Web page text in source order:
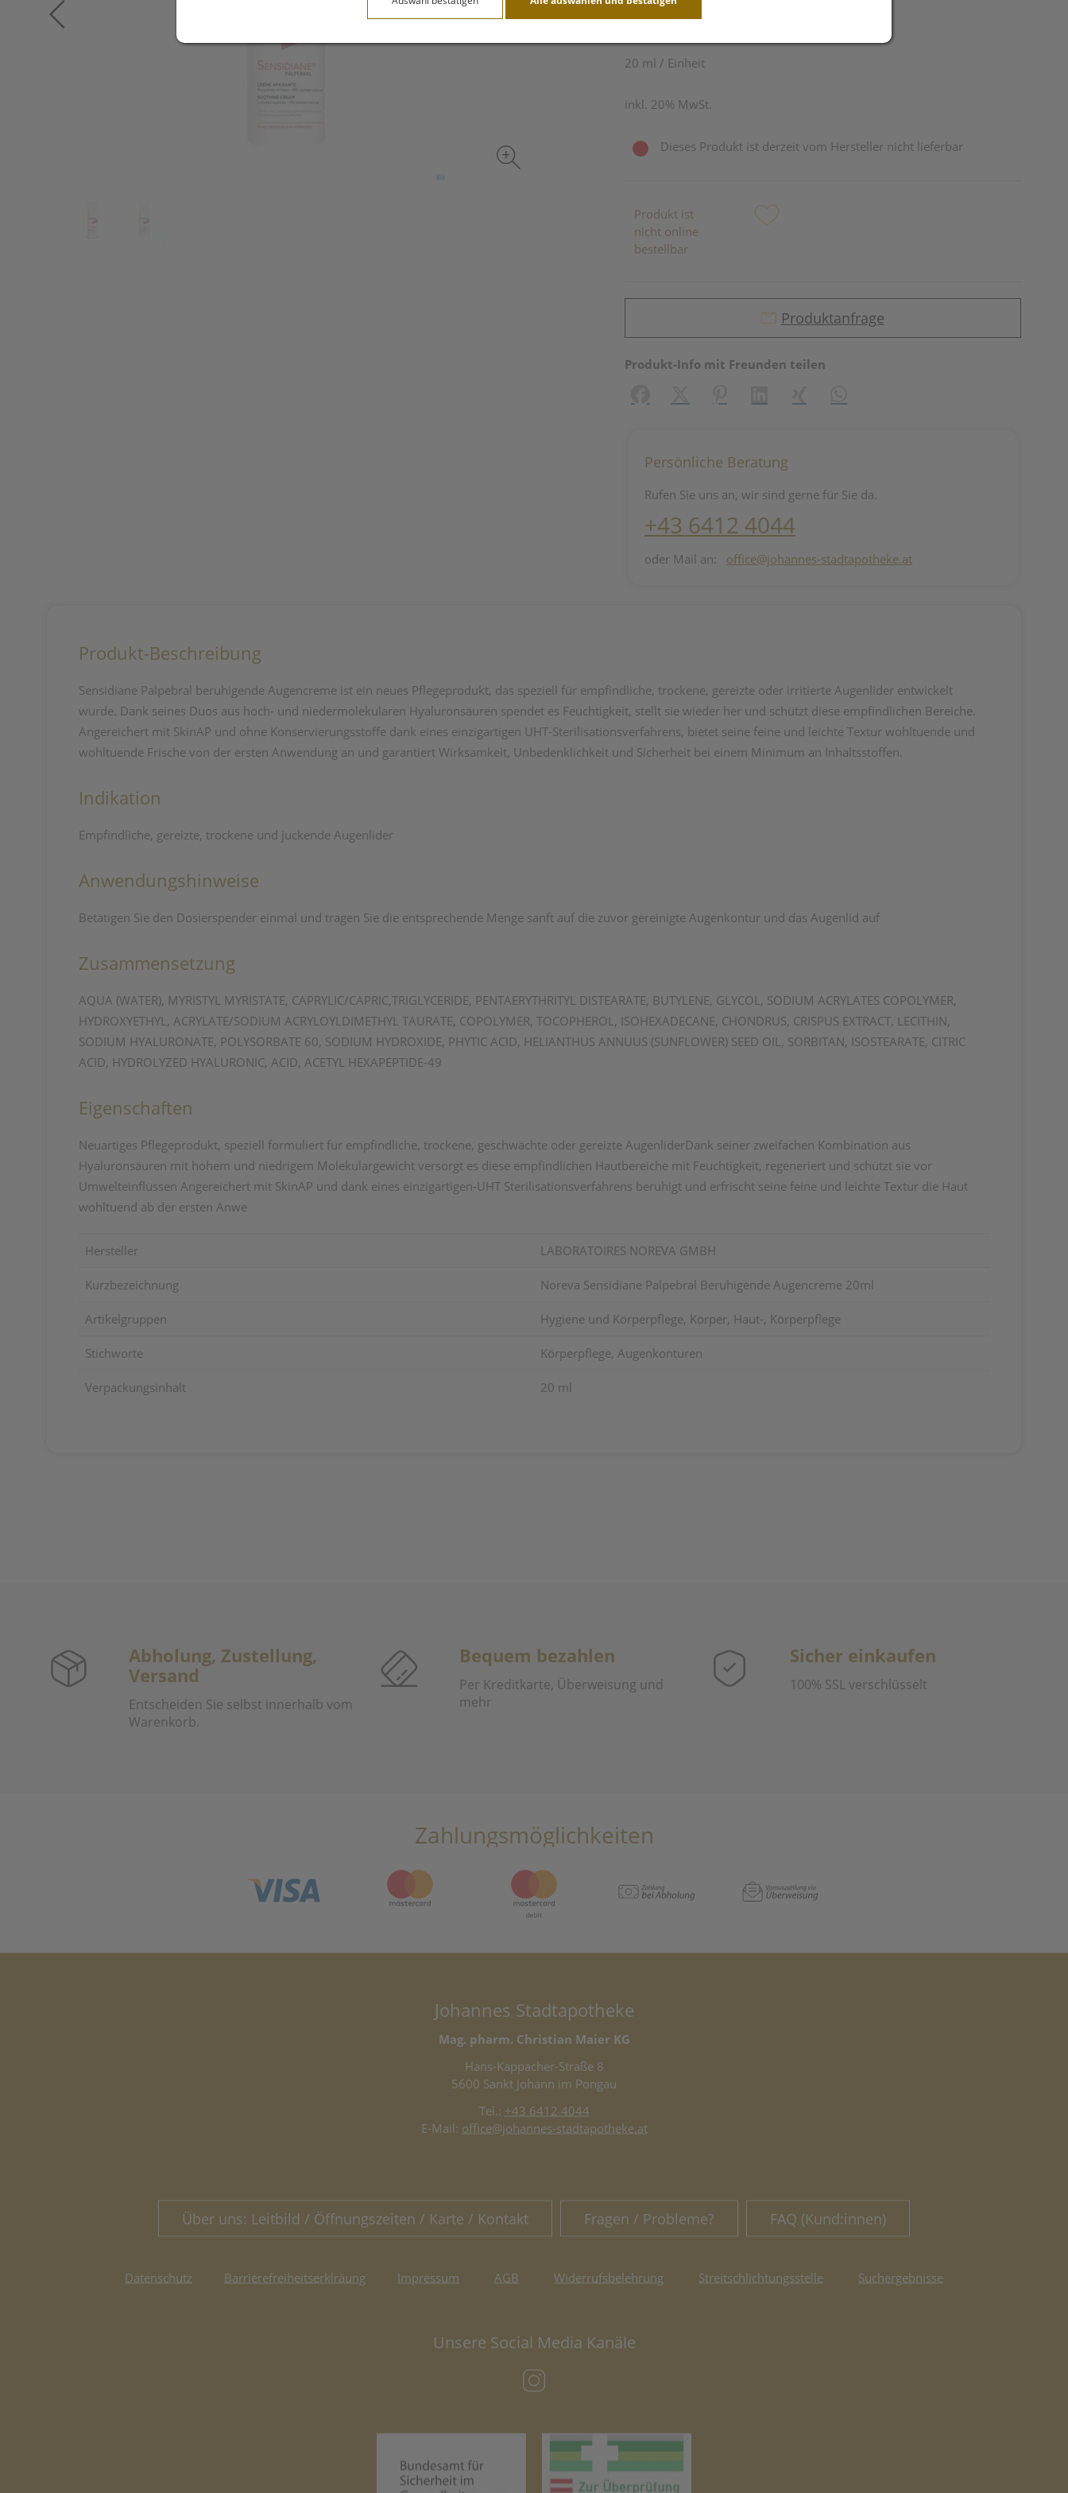
20 ml / Einheit
inkl. 20% MwSt.
Dieses Produkt ist derzeit vom Hersteller nicht lieferbar
Produkt ist
nicht online
bestellbar
Produktanfrage
Produkt-Info mit Freunden teilen
Persönliche Beratung
Rufen Sie uns an, wir sind gerne für Sie da.
+43 6412 4044
oder Mail an: office@johannes-stadtapotheke.at
Produkt-Beschreibung
Sensidiane Palpebral beruhigende Augencreme ist ein neues Pflegeprodukt, das speziell für empfindliche, trockene, gereizte oder irritierte Augenlider entwickelt
wurde. Dank seines Duos aus hoch- und niedermolekularen Hyaluronsäuren spendet es Feuchtigkeit, stellt sie wieder her und schützt diese empfindlichen Bereiche.
Angereichert mit SkinAP und ohne Konservierungsstoffe dank eines einzigartigen UHT-Sterilisationsverfahrens, bietet seine feine und leichte Textur wohltuende und
wohltuende Frische von der ersten Anwendung an und garantiert Wirksamkeit, Unbedenklichkeit und Sicherheit bei einem Minimum an Inhaltsstoffen.
Indikation
Empfindliche, gereizte, trockene und juckende Augenlider
Anwendungshinweise
Betätigen Sie den Dosierspender einmal und tragen Sie die entsprechende Menge sanft auf die zuvor gereinigte Augenkontur und das Augenlid auf
Zusammensetzung
AQUA (WATER), MYRISTYL MYRISTATE, CAPRYLIC/CAPRIC,TRIGLYCERIDE, PENTAERYTHRITYL DISTEARATE, BUTYLENE, GLYCOL, SODIUM ACRYLATES COPOLYMER,
HYDROXYETHYL, ACRYLATE/SODIUM ACRYLOYLDIMETHYL TAURATE, COPOLYMER, TOCOPHEROL, ISOHEXADECANE, CHONDRUS, CRISPUS EXTRACT, LECITHIN,
SODIUM HYALURONATE, POLYSORBATE 60, SODIUM HYDROXIDE, PHYTIC ACID, HELIANTHUS ANNUUS (SUNFLOWER) SEED OIL, SORBITAN, ISOSTEARATE, CITRIC
ACID, HYDROLYZED HYALURONIC, ACID, ACETYL HEXAPEPTIDE-49
Eigenschaften
Neuartiges Pflegeprodukt, speziell formuliert für empfindliche, trockene, geschwächte oder gereizte AugenliderDank seiner zweifachen Kombination aus
Hyaluronsäuren mit hohem und niedrigem Molekulargewicht versorgt es diese empfindlichen Hautbereiche mit Feuchtigkeit, regeneriert und schützt sie vor
Umwelteinflüssen Angereichert mit SkinAP und dank eines einzigartigen-UHT Sterilisationsverfahrens beruhigt und erfrischt seine feine und leichte Textur die Haut
wohltuend ab der ersten Anwe
Hersteller LABORATOIRES NOREVA GMBH
Kurzbezeichnung Noreva Sensidiane Palpebral Beruhigende Augencreme 20ml
Artikelgruppen Hygiene und Körperpflege, Körper, Haut-, Körperpflege
Stichworte Körperpflege, Augenkonturen
Verpackungsinhalt 20 ml
Abholung, Zustellung,
Versand
Entscheiden Sie selbst innerhalb vom
Warenkorb.
Bequem bezahlen
Per Kreditkarte, Überweisung und
mehr
Sicher einkaufen
100% SSL verschlüsselt
Zahlungsmöglichkeiten
Johannes Stadtapotheke
Mag. pharm. Christian Maier KG
Hans-Kappacher-Straße 8
5600 Sankt Johann im Pongau
Tel.: +43 6412 4044
E-Mail: office@johannes-stadtapotheke.at
Über uns: Leitbild / Öffnungszeiten / Karte / Kontakt Fragen / Probleme? FAQ (Kund:innen)
Datenschutz Barrierefreiheitserklräung Impressum AGB Widerrufsbelehrung Streitschlichtungsstelle Suchergebnisse
Unsere Social Media Kanäle
(öffnet in neuem Tab)